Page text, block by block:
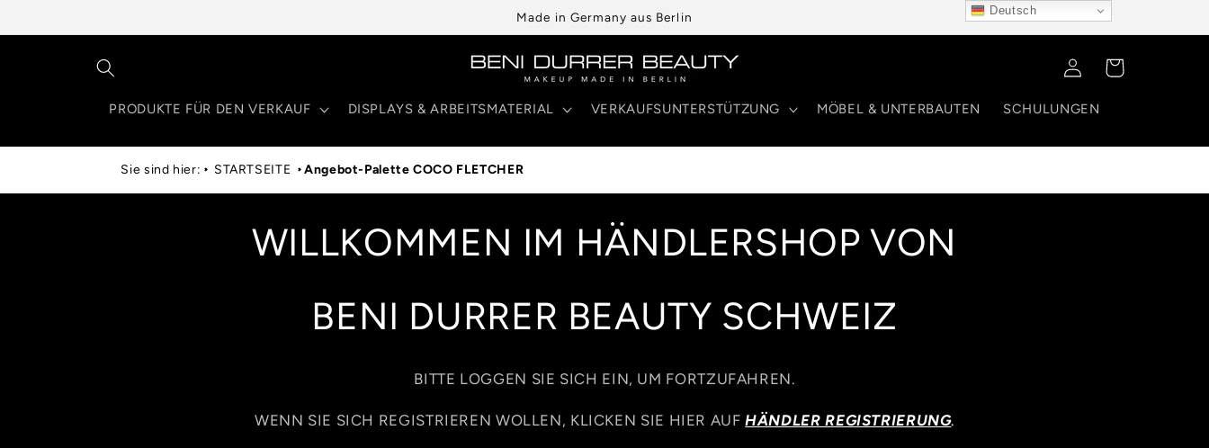
Inhalt
Made in Germany aus Berlin
PRODUKTE FÜR DEN VERKAUF DISPLAYS & ARBEITSMATERIAL VERKAUFSUNTERSTÜTZUNG MÖBEL & UNTERBAUTEN SCHULUNGEN
EinloggenWarenkorb
Sie sind hier: STARTSEITE Angebot-Palette COCO FLETCHER
WILLKOMMEN IM HÄNDLERSHOP VON
BENI DURRER BEAUTY SCHWEIZ
BITTE LOGGEN SIE SICH EIN, UM FORTZUFAHREN.
WENN SIE SICH REGISTRIEREN WOLLEN, KLICKEN SIE HIER AUFHÄNDLER REGISTRIERUNG.
Deutsch